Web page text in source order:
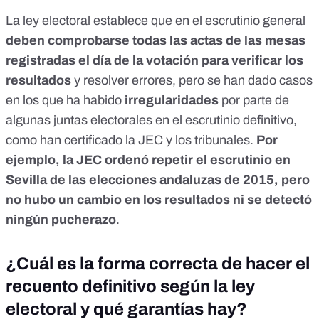
La ley electoral establece que en el escrutinio general
deben comprobarse todas las actas de las mesas
registradas el día de la votación para verificar los
resultados y resolver errores, pero se han dado casos
en los que ha habido irregularidades por parte de
algunas juntas electorales en el escrutinio definitivo,
como han certificado la JEC y los tribunales. Por
ejemplo, la JEC ordenó repetir el escrutinio en
Sevilla de las elecciones andaluzas de 2015, pero
no hubo un cambio en los resultados ni se detectó
ningún pucherazo.
¿Cuál es la forma correcta de hacer el
recuento definitivo según la ley
electoral y qué garantías hay?